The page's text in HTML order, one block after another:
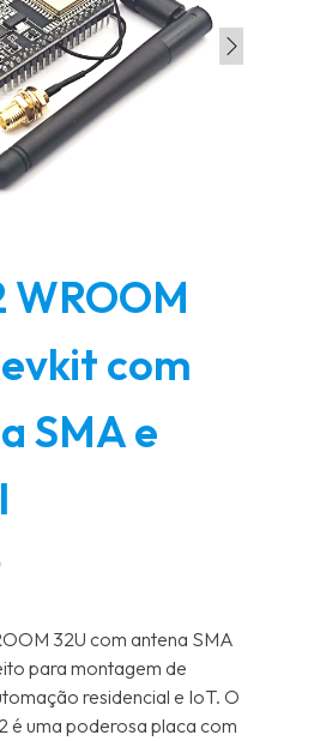
WROOM
com
SMA e
32U com antena SMA
para montagem de
residencial e IoT. O
é uma poderosa placa com